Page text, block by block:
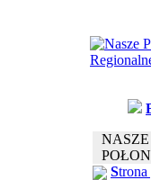
NASZE
Strona